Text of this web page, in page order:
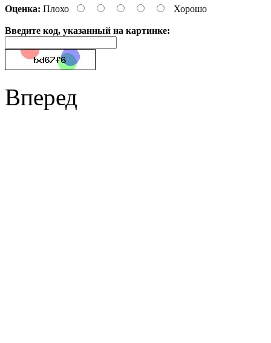
Оценка: Плохо Хорошо
Введите код, указанный на картинке:
Вперед